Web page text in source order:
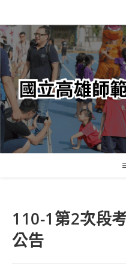
轉
至
主
內
容
110-1第2次段
公告